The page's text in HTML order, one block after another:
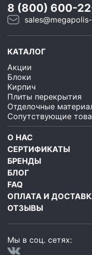
8 (800) 600-
КАТАЛОГ
Акции
Блоки
Кирпич
Плиты перекрытия
Отделочные
Сопутствующие
О НАС
СЕРТИФИКАТЫ
БРЕНДЫ
БЛОГ
FAQ
ОПЛАТА И
ОТЗЫВЫ
Мы в соц. сетях: